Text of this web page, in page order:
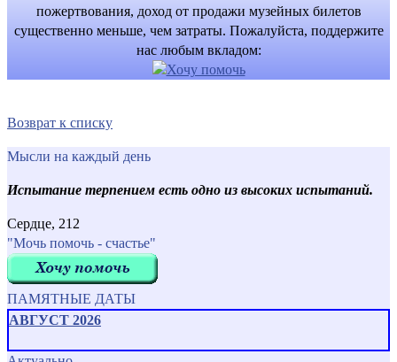
пожертвования, доход от продажи музейных билетов
существенно меньше, чем затраты. Пожалуйста, поддержите
нас любым вкладом:
Возврат к списку
Мысли на каждый день
Испытание терпением есть одно из высоких испытаний.
Сердце, 212
"Мочь помочь - счастье"
ПАМЯТНЫЕ ДАТЫ
АВГУСТ 2026